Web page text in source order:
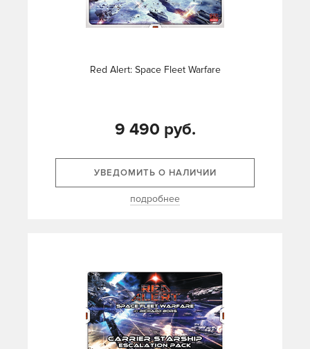
Red Alert: Space Fleet Warfare
9 490 руб.
УВЕДОМИТЬ О НАЛИЧИИ
подробнее